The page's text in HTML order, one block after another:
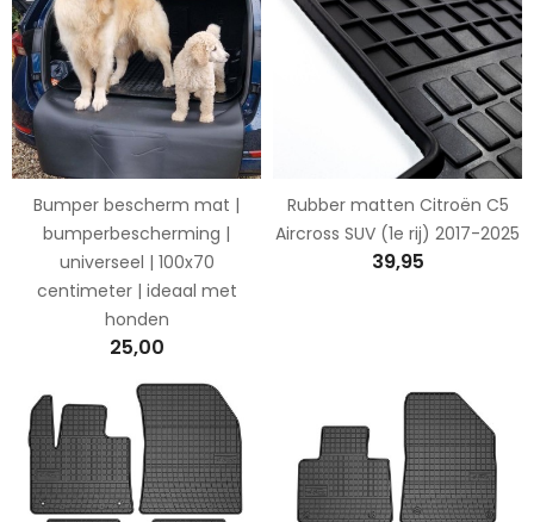
Bumper bescherm mat |
bumperbescherming |
universeel | 100x70
centimeter | ideaal met
honden
25,00
Rubber matten Citroën C5
Aircross SUV (1e rij) 2017-2025
39,95